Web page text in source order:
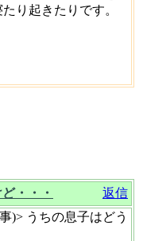
り起きたりです。
・・・
返信
)> うちの息子はどう